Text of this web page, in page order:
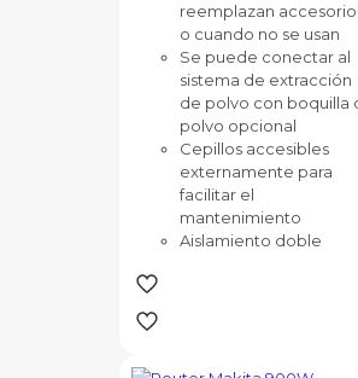
reemplazan
o cuando no se usan
Se puede conectar al
sistema de extracción
de polvo con boquilla
polvo opcional
Cepillos accesibles
externamente para
facilitar el
mantenimiento
Aislamiento doble